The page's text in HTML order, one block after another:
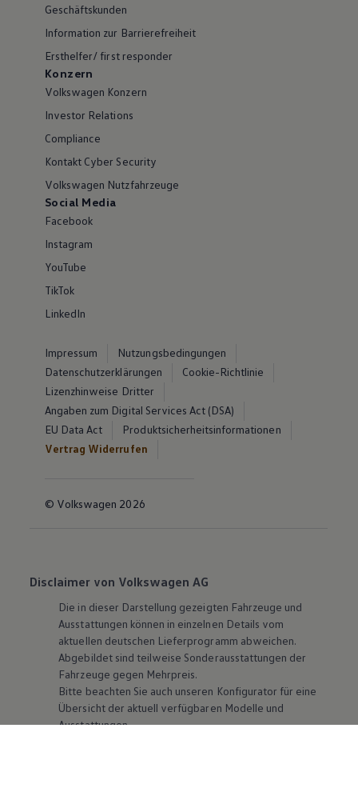
Geschäftskunden
Information zur Barrierefreiheit
Ersthelfer/ first responder
Konzern
Volkswagen Konzern
Investor Relations
Compliance
Kontakt Cyber Security
Volkswagen Nutzfahrzeuge
Social Media
Facebook
Instagram
YouTube
TikTok
LinkedIn
Impressum
Nutzungsbedingungen
Datenschutzerklärungen
Cookie-Richtlinie
Lizenzhinweise Dritter
Angaben zum Digital Services Act (DSA)
EU Data Act
Produktsicherheitsinformationen
Vertrag Widerrufen
© Volkswagen 2026
Disclaimer von Volkswagen AG
Die in dieser Darstellung gezeigten Fahrzeuge und
Ausstattungen können in einzelnen Details vom
aktuellen deutschen Lieferprogramm abweichen.
Abgebildet sind teilweise Sonderausstattungen der
Fahrzeuge gegen Mehrpreis.
Bitte beachten Sie auch unseren Konfigurator für eine
Übersicht der aktuell verfügbaren Modelle und
Ausstattungen.